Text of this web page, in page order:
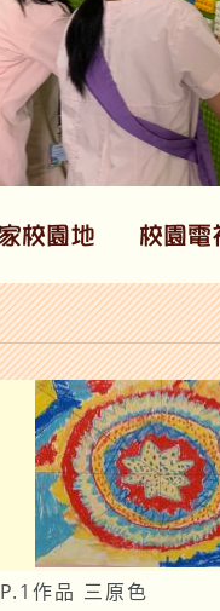
P.1作品 三原色